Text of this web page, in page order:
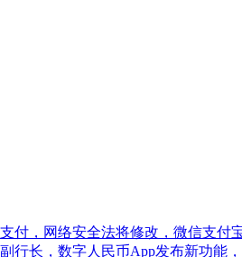
付，网络安全法将修改，微信支付
行长，数字人民币App发布新功能